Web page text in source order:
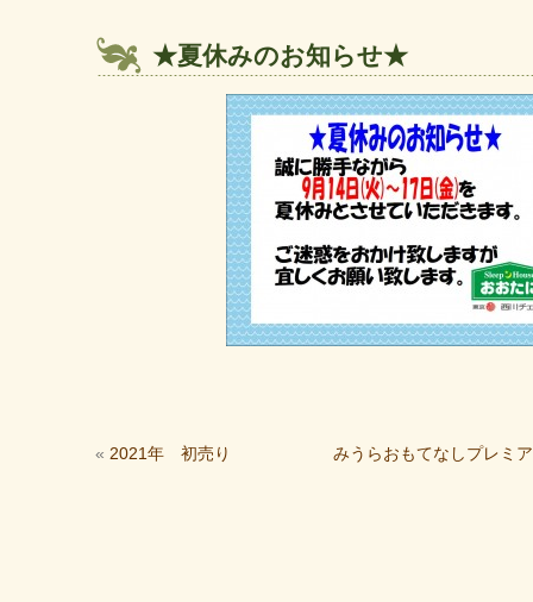
★夏休みのお知らせ★
« 2021年 初売り みうらおもてなしプレミ